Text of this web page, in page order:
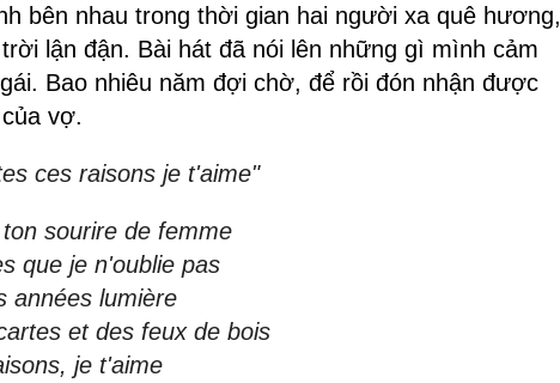
bên nhau trong thời gian hai người xa quê hương,
lận đận. Bài hát đã nói lên những gì mình cảm
Bao nhiêu năm đợi chờ, để rồi đón nhận được
vợ.
ces raisons je t'aime"
sourire de femme
que je n'oublie pas
années lumière
et des feux de bois
je t'aime